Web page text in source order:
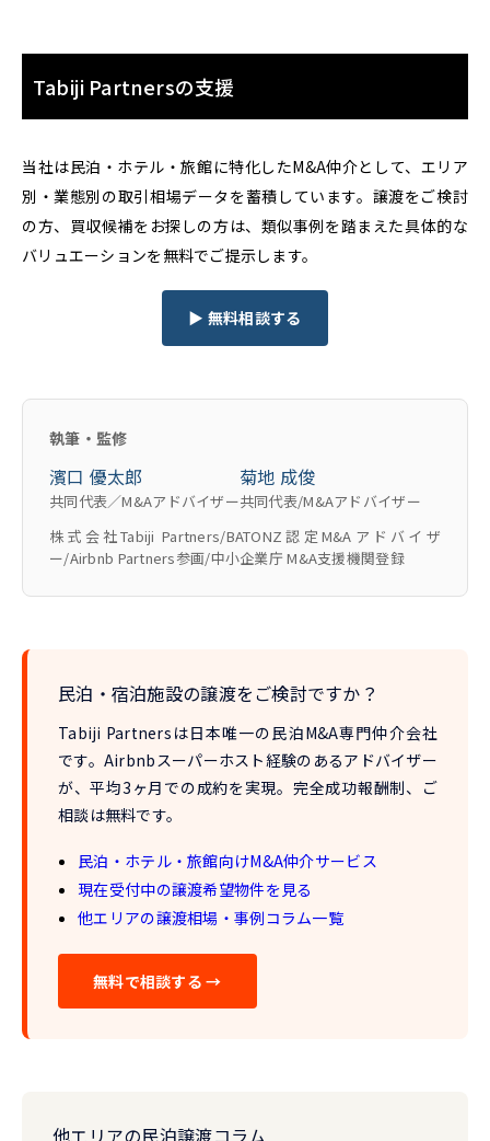
Tabiji Partnersの支援
当社は民泊・ホテル・旅館に特化したM&A仲介として、エリア
別・業態別の取引相場データを蓄積しています。譲渡をご検討
の方、買収候補をお探しの方は、類似事例を踏まえた具体的な
バリュエーションを無料でご提示します。
▶ 無料相談する
執筆・監修
濱口 優太郎
共同代表／M&Aアドバイザー
菊地 成俊
共同代表/M&Aアドバイザー
株式会社Tabiji Partners/BATONZ認定M&Aアドバイザ
ー/Airbnb Partners参画/中小企業庁 M&A支援機関登録
民泊・宿泊施設の譲渡をご検討ですか？
Tabiji Partnersは日本唯一の民泊M&A専門仲介会社
です。Airbnbスーパーホスト経験のあるアドバイザー
が、平均3ヶ月での成約を実現。完全成功報酬制、ご
相談は無料です。
民泊・ホテル・旅館向けM&A仲介サービス
現在受付中の譲渡希望物件を見る
他エリアの譲渡相場・事例コラム一覧
無料で相談する →